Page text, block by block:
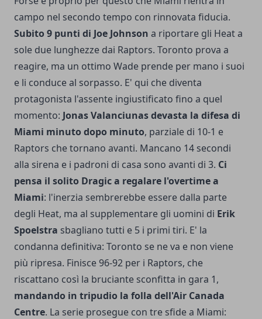
campo nel secondo tempo con rinnovata fiducia.
Subito 9 punti di Joe Johnson a riportare gli Heat a
sole due lunghezze dai Raptors. Toronto prova a
reagire, ma un ottimo Wade prende per mano i suoi
e li conduce al sorpasso. E' qui che diventa
protagonista l'assente ingiustificato fino a quel
momento: Jonas Valanciunas devasta la difesa di
Miami minuto dopo minuto, parziale di 10-1 e
Raptors che tornano avanti. Mancano 14 secondi
alla sirena e i padroni di casa sono avanti di 3. Ci
pensa il solito Dragic a regalare l'overtime a
Miami: l'inerzia sembrerebbe essere dalla parte
degli Heat, ma al supplementare gli uomini di Erik
Spoelstra sbagliano tutti e 5 i primi tiri. E' la
condanna definitiva: Toronto se ne va e non viene
più ripresa. Finisce 96-92 per i Raptors, che
riscattano così la bruciante sconfitta in gara 1,
mandando in tripudio la folla dell'Air Canada
Centre. La serie prosegue con tre sfide a Miami: